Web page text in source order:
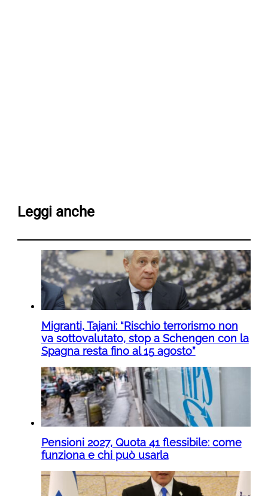
Leggi anche
Migranti, Tajani: “Rischio terrorismo non
va sottovalutato, stop a Schengen con la
Spagna resta fino al 15 agosto”
Pensioni 2027, Quota 41 flessibile: come
funziona e chi può usarla